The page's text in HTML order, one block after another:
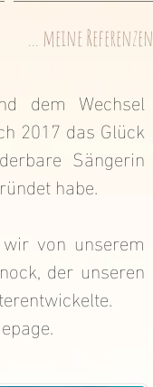
... meine Referenzen
dem Wechsel
2017 das Glück
Sängerin
habe.
von unserem
der unseren